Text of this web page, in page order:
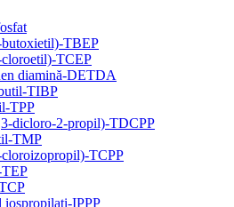
butoxietil)-TBEP
TCEP
diamină-DETDA
TIBP
TPP
dicloro-2-propil)-TDCPP
TMP
TCPP
iospropilați-IPPP